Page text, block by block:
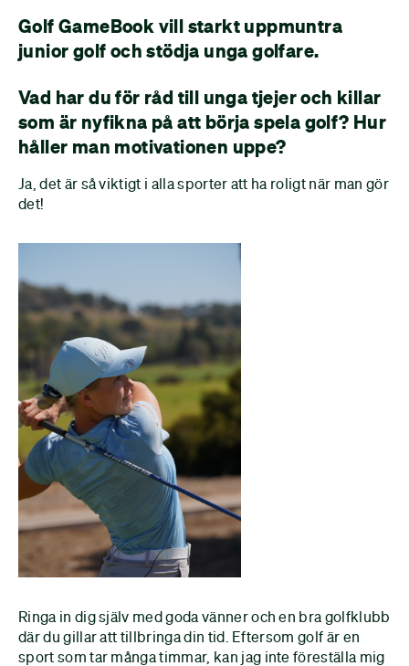
Golf GameBook vill starkt uppmuntra
junior golf och stödja unga golfare.
Vad har du för råd till unga tjejer och killar
som är nyfikna på att börja spela golf? Hur
håller man motivationen uppe?
Ja, det är så viktigt i alla sporter att ha roligt när man gör
det!
Ringa in dig själv med goda vänner och en bra golfklubb
där du gillar att tillbringa din tid. Eftersom golf är en
sport som tar många timmar, kan jag inte föreställa mig